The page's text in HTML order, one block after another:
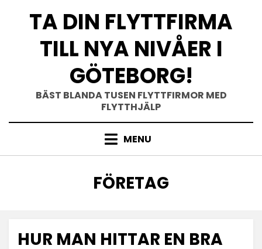
TA DIN FLYTTFIRMA
TILL NYA NIVÅER I
GÖTEBORG!
BÄST BLANDA TUSEN FLYTTFIRMOR MED
FLYTTHJÄLP
MENU
TAG
:
FÖRETAG
HUR MAN HITTAR EN BRA